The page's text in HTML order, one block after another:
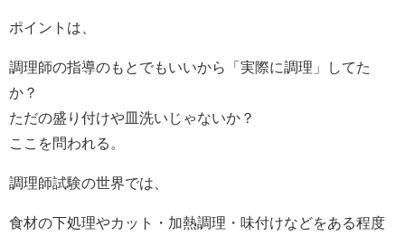
ポイントは、
調理師の指導のもとでもいいから「実際に調理」してた
か？
ただの盛り付けや皿洗いじゃないか？
ここを問われる。
調理師試験の世界では、
食材の下処理やカット・加熱調理・味付けなどをある程度